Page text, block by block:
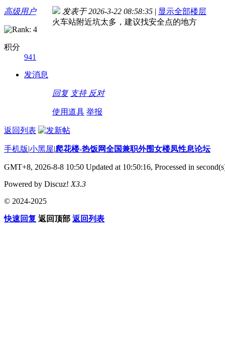
高级用户
积分
941
发消息
发表于 2026-3-22 08:58:35 | 显示全部楼层
火车站附近坑太多，建议找安全点的地方
回复 支持 反对
使用道具 举报
返回列表
手机版|小黑屋|爬花楼-热饭网全国兼职外围女楼凤性息论坛
GMT+8, 2026-8-8 10:50 Updated at 10:50:16, Processed in
Powered by Discuz! X3.3
© 2024-2025
快速回复 返回顶部 返回列表